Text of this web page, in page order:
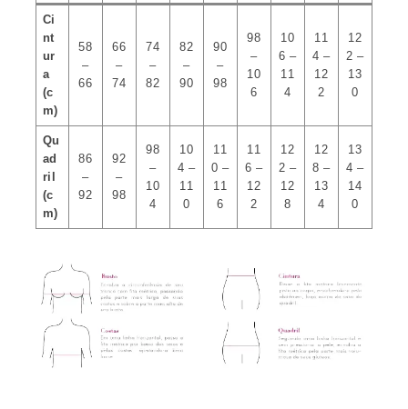
Ci
nt
ur
a
(c
m)
58
–
66
66
–
74
74
–
82
82
–
90
90
–
98
98
–
10
6
10
6 –
11
4
11
4 –
12
2
12
2 –
13
0
Qu
ad
ril
(c
m)
86
–
92
92
–
98
98
–
10
4
10
4 –
11
0
11
0 –
11
6
11
6 –
12
2
12
2 –
12
8
12
8 –
13
4
13
4 –
14
0